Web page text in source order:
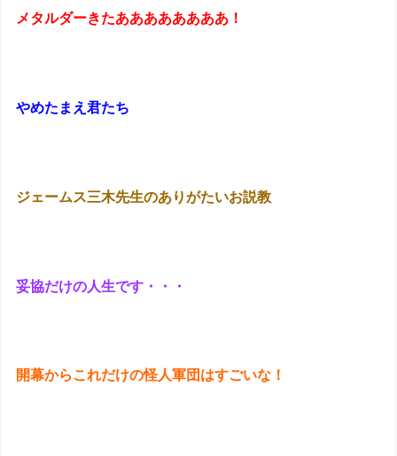
メタルダーきたああああああああ！
やめたまえ君たち
ジェームス三木先生のありがたいお説教
妥協だけの人生です・・・
開幕からこれだけの怪人軍団はすごいな！